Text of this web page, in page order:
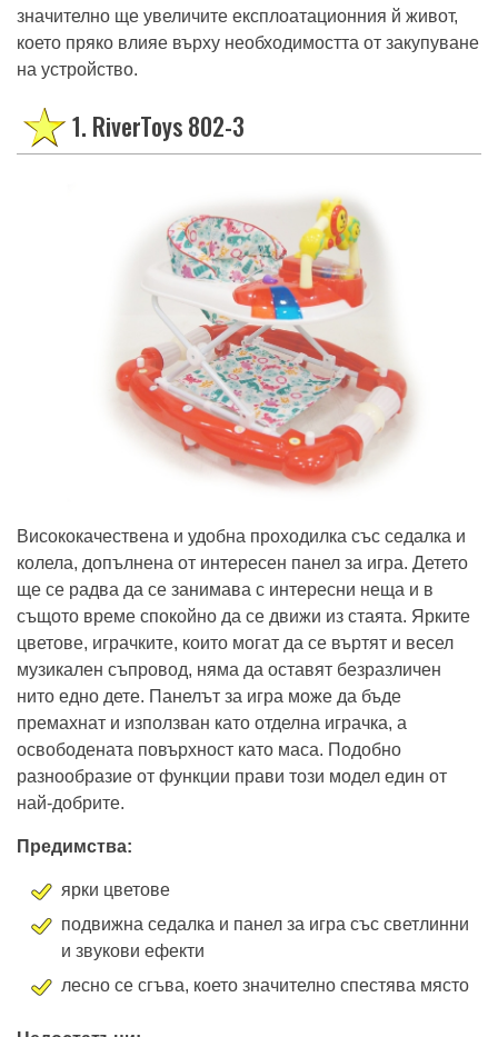
значително ще увеличите експлоатационния й живот,
което пряко влияе върху необходимостта от закупуване
на устройство.
1. RiverToys 802-3
Висококачествена и удобна проходилка със седалка и
колела, допълнена от интересен панел за игра. Детето
ще се радва да се занимава с интересни неща и в
същото време спокойно да се движи из стаята. Ярките
цветове, играчките, които могат да се въртят и весел
музикален съпровод, няма да оставят безразличен
нито едно дете. Панелът за игра може да бъде
премахнат и използван като отделна играчка, а
освободената повърхност като маса. Подобно
разнообразие от функции прави този модел един от
най-добрите.
Предимства:
ярки цветове
подвижна седалка и панел за игра със светлинни
и звукови ефекти
лесно се сгъва, което значително спестява място